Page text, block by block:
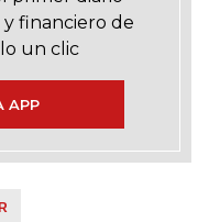
financiero de
un clic
APP